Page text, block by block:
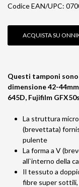
Codice EAN/UPC:
ACQUISTA SU
Questi tamponi
dimensione 42-
645D, Fujifilm
La struttura
(brevettata)
pulente
La forma a V
all`interno della
Il tessuto a
fibre super sottili,